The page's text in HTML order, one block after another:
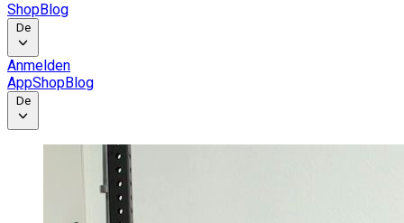
ShopBlog
De
Anmelden
AppShopBlog
De